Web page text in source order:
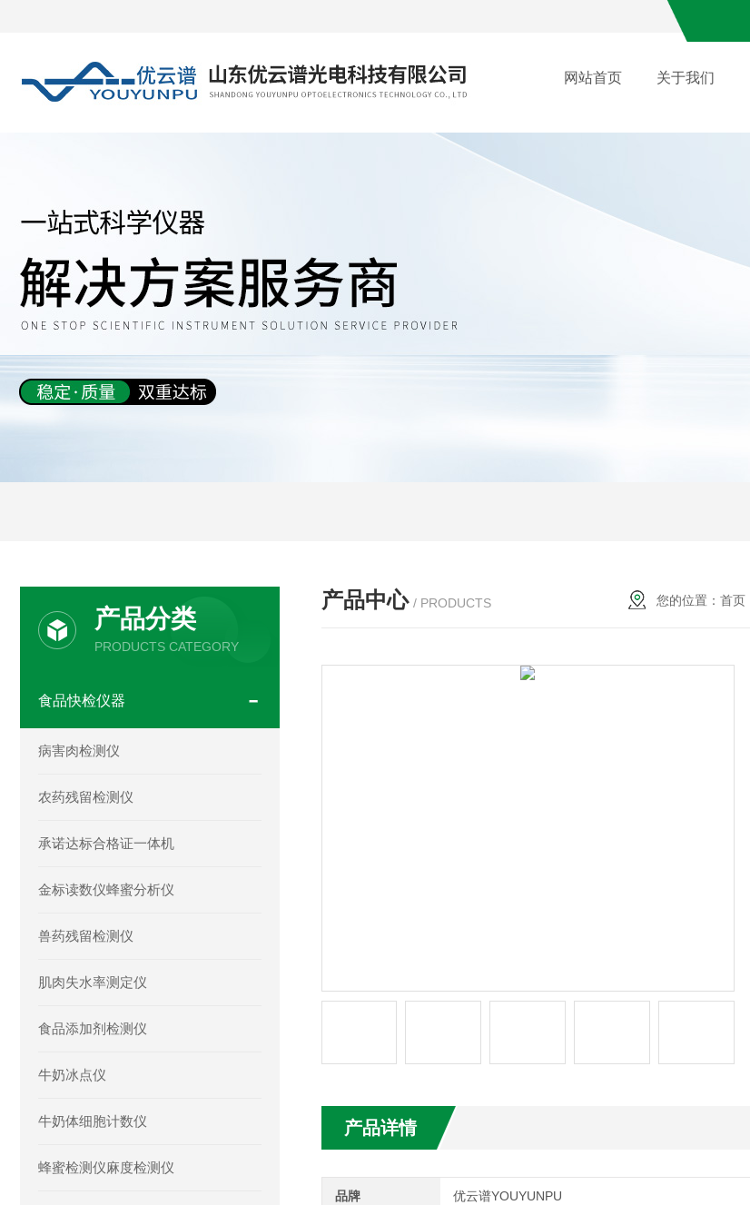
网站首页 关于我们
产品中心 / PRODUCTS 您的位置：首页
产品详情
品牌 优云谱YOUYUNPU
产品分类
PRODUCTS CATEGORY
食品快检仪器
病害肉检测仪
农药残留检测仪
承诺达标合格证一体机
金标读数仪蜂蜜分析仪
兽药残留检测仪
肌肉失水率测定仪
食品添加剂检测仪
牛奶冰点仪
牛奶体细胞计数仪
蜂蜜检测仪麻度检测仪